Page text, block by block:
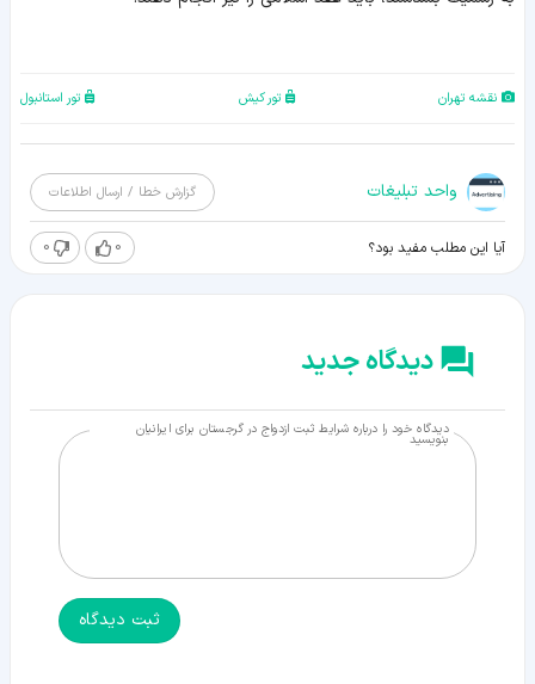
نقشه تهران تور کیش تور استانبول
واحد تبلیغات گزارش خطا / ارسال اطلاعات
آیا این مطلب مفید بود؟ 0
0
دیدگاه جدید
دیدگاه خود را درباره شرایط ثبت ازدواج در گرجستان برای ایرانیان
بنویسید
ثبت دیدگاه